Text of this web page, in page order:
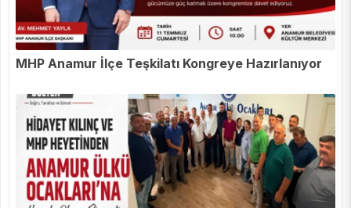
MHP Anamur İlçe Teşkilatı Kongreye Hazırlanıyor